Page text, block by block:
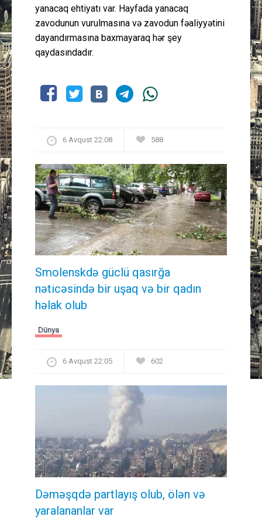
yanacaq ehtiyatı var. Hayfada yanacaq
zavodunun vurulmasına və zavodun fəaliyyətini
dayandırmasına baxmayaraq hər şey
qaydasındadır.
6 Avqust 22:08 588
Smolenskdə güclü qasırğa
nəticəsində bir uşaq və bir qadın
həlak olub
Dünya
6 Avqust 22:05 602
Dəməşqdə partlayış olub, ölən və
yaralananlar var